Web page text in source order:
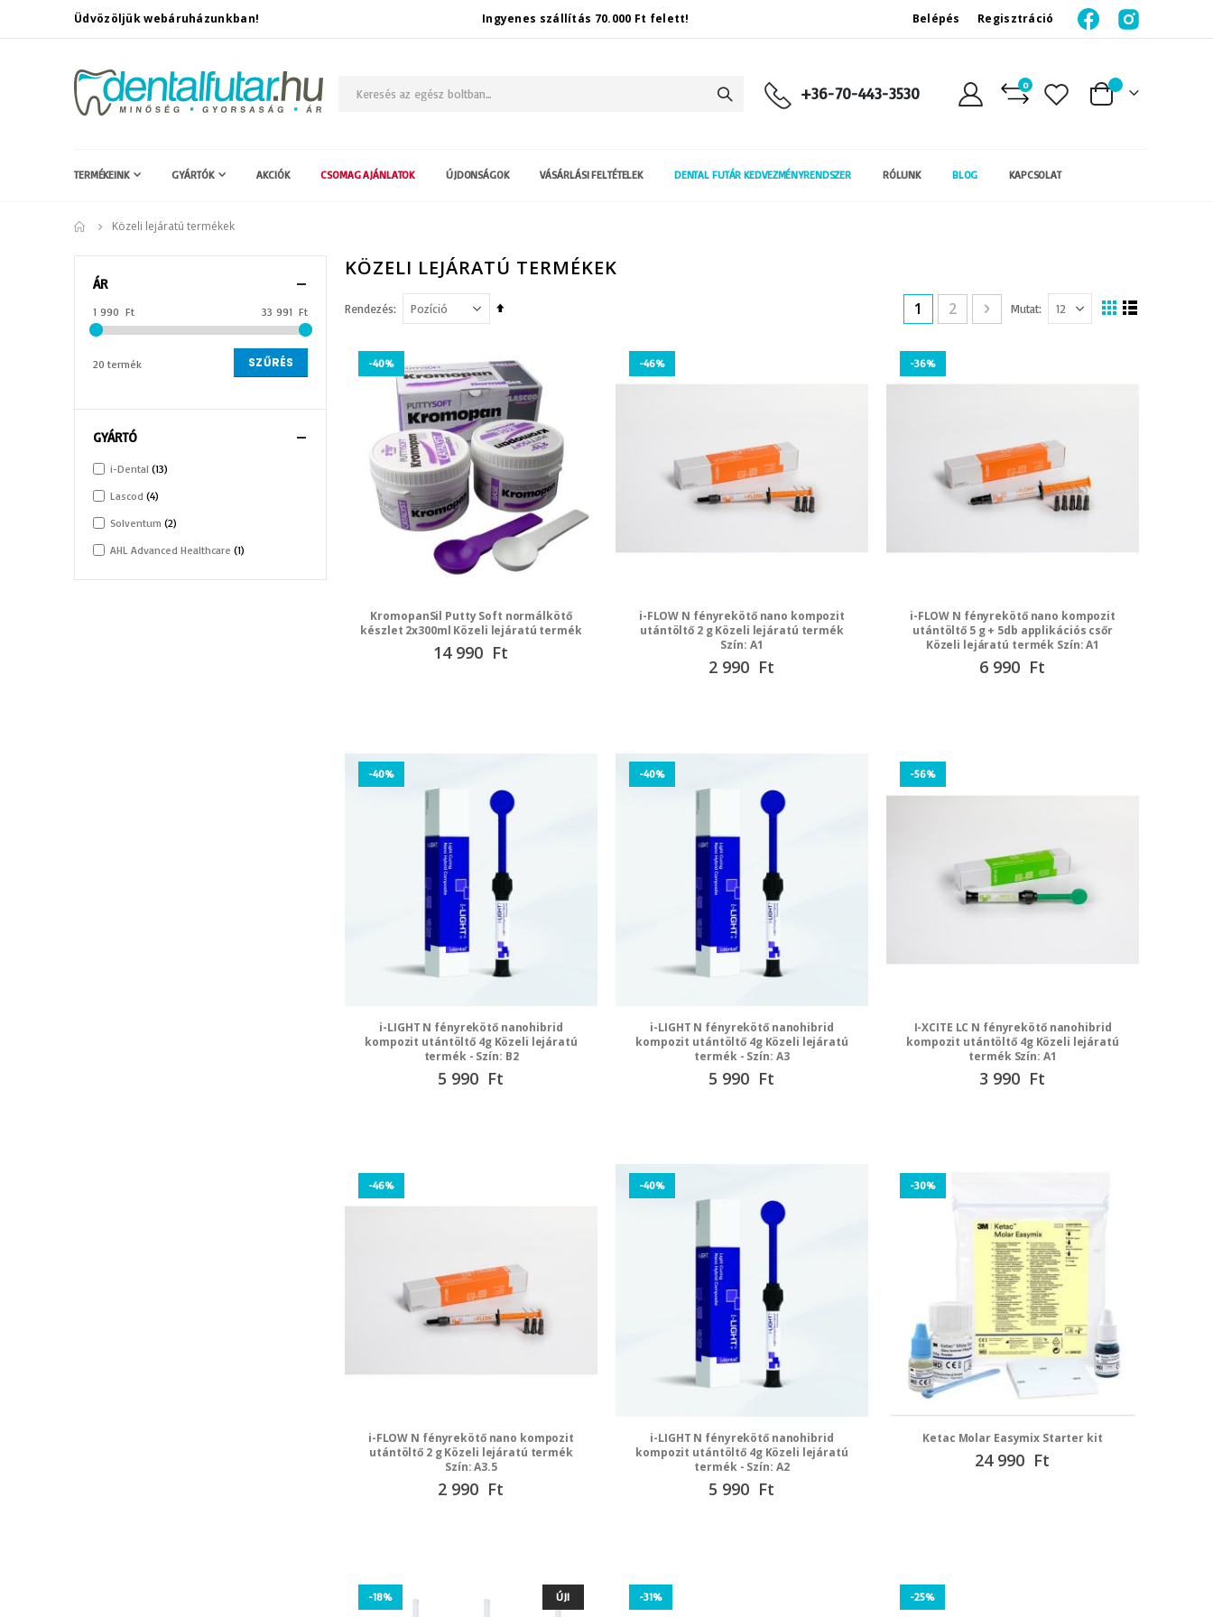
Üdvözöljük webáruházunkban! Ingyenes szállítás 70.000 Ft felett! Belépés Regisztráció
Keresés
+36-70-443-3530 0
Kosár
TERMÉKEINK GYÁRTÓK AKCIÓK CSOMAG AJÁNLATOK ÚJDONSÁGOK VÁSÁRLÁSI FELTÉTELEK DENTAL FUTÁR KEDVEZMÉNYRENDSZER RÓLUNK BLOG KAPCSOLAT
Közeli lejáratú termékek
KÖZELI LEJÁRATÚ TERMÉKEK
Rendezés
Csökkenő
PageYou're currently reading page
1 Page
2 Page
Következő
Mutat
Megtekintés
-40%
KromopanSil Putty Soft normálkötő
készlet 2x300ml Közeli lejáratú termék
Speciális
ár
14 990 Ft
-46%
i-FLOW N fényrekötő nano kompozit
utántöltő 2 g Közeli lejáratú termék
Szín: A1
Speciális
ár
2 990 Ft
-36%
i-FLOW N fényrekötő nano kompozit
utántöltő 5 g + 5db applikációs csőr
Közeli lejáratú termék Szín: A1
Speciális
ár
6 990 Ft
-40%
i-LIGHT N fényrekötő nanohibrid
kompozit utántöltő 4g Közeli lejáratú
termék - Szín: B2
Speciális
ár
5 990 Ft
-40%
i-LIGHT N fényrekötő nanohibrid
kompozit utántöltő 4g Közeli lejáratú
termék - Szín: A3
Speciális
ár
5 990 Ft
-56%
I-XCITE LC N fényrekötő nanohibrid
kompozit utántöltő 4g Közeli lejáratú
termék Szín: A1
Speciális
ár
3 990 Ft
-46%
i-FLOW N fényrekötő nano kompozit
utántöltő 2 g Közeli lejáratú termék
Szín: A3.5
Speciális
ár
2 990 Ft
-40%
i-LIGHT N fényrekötő nanohibrid
kompozit utántöltő 4g Közeli lejáratú
termék - Szín: A2
Speciális
ár
5 990 Ft
-30%
Ketac Molar Easymix Starter kit
Speciális
ár
24 990 Ft
-18% ÚJ! -31% -25%
ÁR
1 990 Ft 33 991 Ft
20 termék SZŰRÉS
GYÁRTÓ
i-Dental 13
Lascod 4
Solventum 2
AHL Advanced Healthcare 1